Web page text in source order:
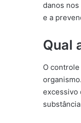
danos
e a
Qual
O
excessivo